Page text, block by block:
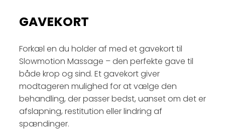
GAVEKORT
Forkæl en du holder af med et gavekort til
Slowmotion Massage – den perfekte gave til
både krop og sind. Et gavekort giver
modtageren mulighed for at vælge den
behandling, der passer bedst, uanset om det er
afslapning, restitution eller lindring af
spændinger.